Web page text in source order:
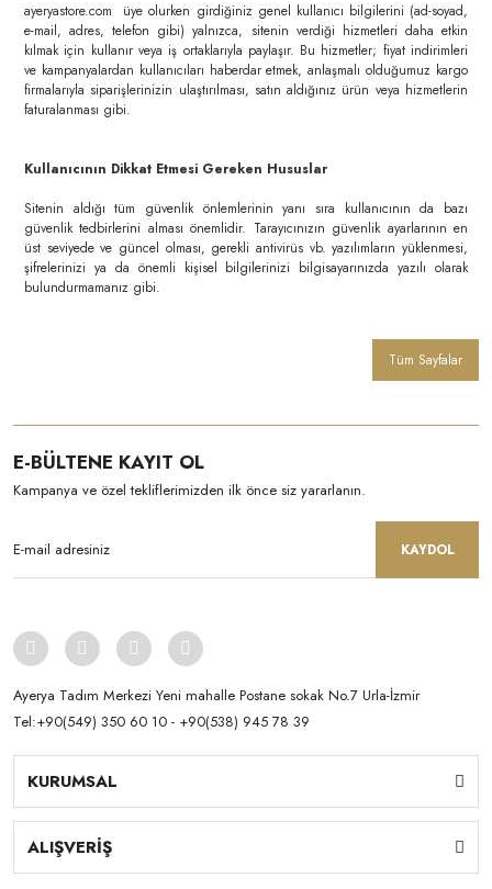
ayeryastore.com üye olurken girdiğiniz genel kullanıcı bilgilerini (ad-soyad,
e-mail, adres, telefon gibi) yalnızca, sitenin verdiği hizmetleri daha etkin
kılmak için kullanır veya iş ortaklarıyla paylaşır. Bu hizmetler; fiyat indirimleri
ve kampanyalardan kullanıcıları haberdar etmek, anlaşmalı olduğumuz kargo
firmalarıyla siparişlerinizin ulaştırılması, satın aldığınız ürün veya hizmetlerin
faturalanması gibi.
Kullanıcının Dikkat Etmesi Gereken Hususlar
Sitenin aldığı tüm güvenlik önlemlerinin yanı sıra kullanıcının da bazı
güvenlik tedbirlerini alması önemlidir. Tarayıcınızın güvenlik ayarlarının en
üst seviyede ve güncel olması, gerekli antivirüs vb. yazılımların yüklenmesi,
şifrelerinizi ya da önemli kişisel bilgilerinizi bilgisayarınızda yazılı olarak
bulundurmamanız gibi.
Tüm Sayfalar
E-BÜLTENE KAYIT OL
Kampanya ve özel tekliflerimizden ilk önce siz yararlanın.
KAYDOL
Ayerya Tadım Merkezi Yeni mahalle Postane sokak No.7 Urla-İzmir
Tel:+90(549) 350 60 10 - +90(538) 945 78 39
KURUMSAL
ALIŞVERİŞ